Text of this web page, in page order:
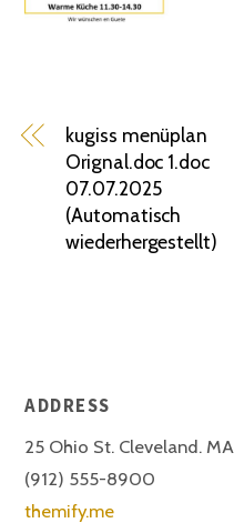
kugiss menüplan
Orignal.doc 1.doc
07.07.2025
(Automatisch
wiederhergestellt)
ADDRESS
25 Ohio St. Cleveland. MA
(912) 555-8900
themify.me